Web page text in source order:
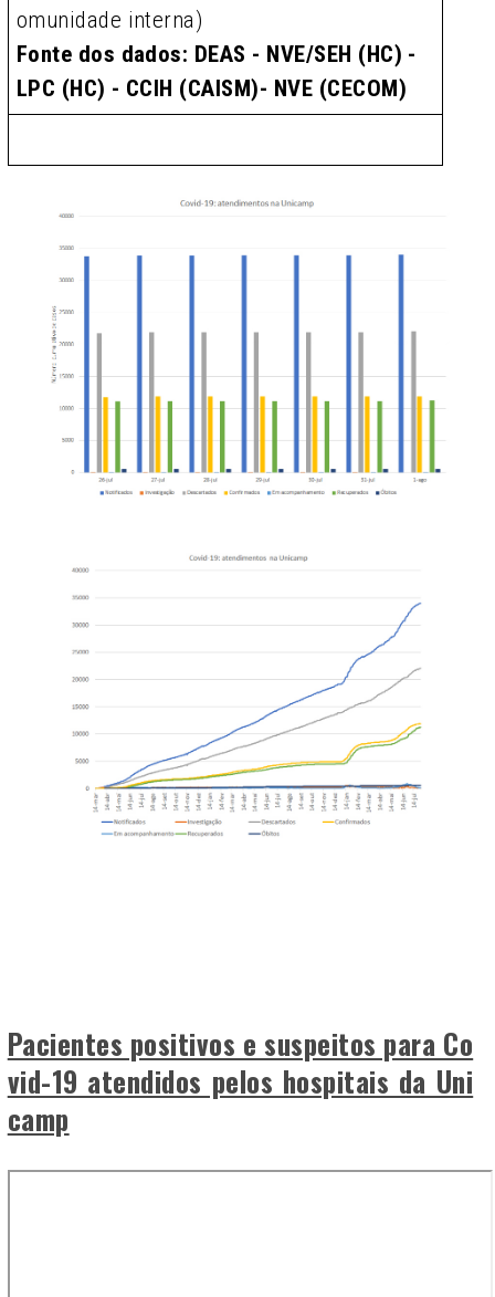
omunidade interna)
Fonte dos dados: DEAS - NVE/SEH (HC) -
LPC (HC) - CCIH (CAISM)- NVE (CECOM)
Pacientes positivos e suspeitos para Co
vid-19 atendidos pelos hospitais da Uni
camp